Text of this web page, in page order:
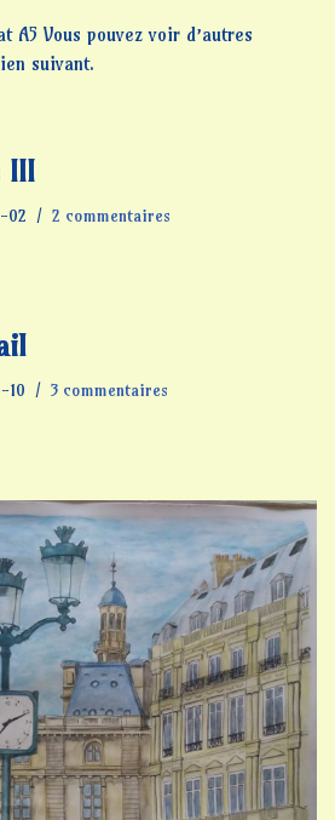
A5 Vous pouvez voir d’autres
suivant.
III
02 2 commentaires
10 3 commentaires